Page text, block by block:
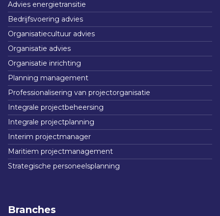
Advies energietransitie
Bedrijfsvoering advies
Organisatiecultuur advies
Organisatie advies
Organisatie inrichting
Planning management
Professionalisering van projectorganisatie
Integrale projectbeheersing
Integrale projectplanning
Interim projectmanager
Maritiem projectmanagement
Strategische personeelsplanning
Branches